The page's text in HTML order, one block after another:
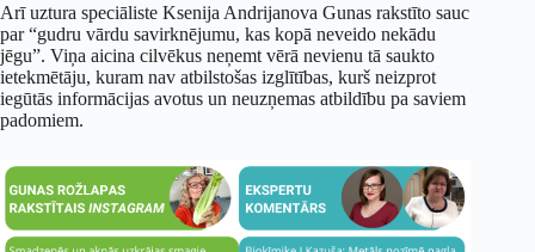
Arī uztura speciāliste Ksenija Andrijanova Gunas rakstīto sauc
par “gudru vārdu savirknējumu, kas kopā neveido nekādu
jēgu”. Viņa aicina cilvēkus neņemt vērā nevienu tā saukto
ietekmētāju, kuram nav atbilstošas izglītības, kurš neizprot
iegūtās informācijas avotus un neuzņemas atbildību pa saviem
padomiem.